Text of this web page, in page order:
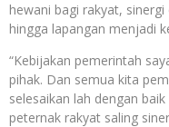
hewani bagi rakyat,
hingga lapangan menjadi
“Kebijakan pemerintah
pihak. Dan semua kita
selesaikan lah dengan
peternak rakyat saling